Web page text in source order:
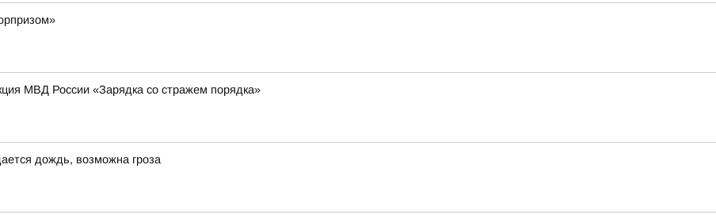
МВД России «Зарядка со стражем порядка»
дождь, возможна гроза